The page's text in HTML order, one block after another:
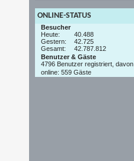
ONLINE-STATUS
Besucher
Heute:
40.488
Gestern:
42.725
Gesamt:
42.787.812
Benutzer & Gäste
4796 Benutzer registriert, davon
online: 559 Gäste